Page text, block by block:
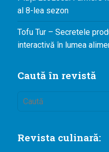
al 8-lea sezon
Tofu Tur – Secretele
interactivă în lumea
Caută în revistă
Revista culinară: